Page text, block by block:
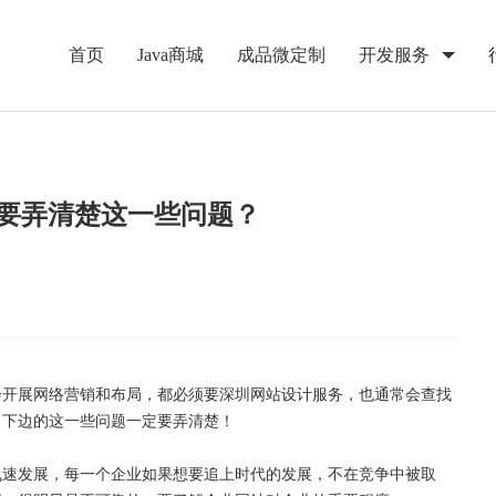
首页 Java商城 成品微定制 开发服务
弄清楚这一些问题？
展网络营销和布局，都必须要深圳网站设计服务，也通常会查找
边的这一些问题一定要弄清楚！
发展，每一个企业如果想要追上时代的发展，不在竞争中被取